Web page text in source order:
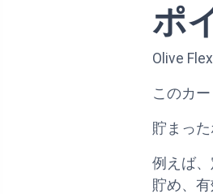
ポ
Olive
このカ
貯まっ
例えば
貯め、